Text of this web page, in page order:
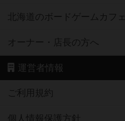
北海道のボードゲームカフェ
オーナー・店長の方へ
運営者情報
ご利用規約
個人情報保護方針